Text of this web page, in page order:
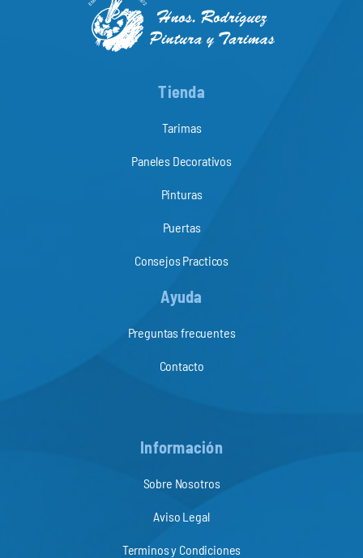
Tienda
Tarimas
Paneles Decorativos
Pinturas
Puertas
Consejos Practicos
Ayuda
Preguntas frecuentes
Contacto
Información
Sobre Nosotros
Aviso Legal
Terminos y Condiciones